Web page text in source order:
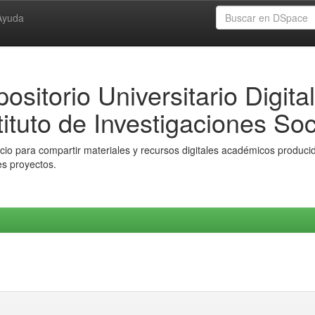
Universitario Digital
de Investigaciones
para compartir materiales y recursos digitales académicos
proyectos.